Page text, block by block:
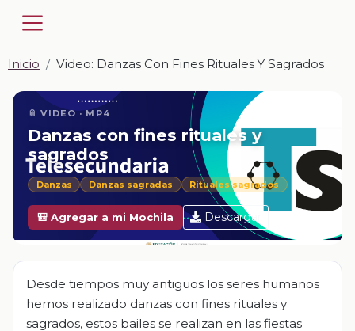
Inicio Video: Danzas Con Fines Rituales Y Sagrados
📎 VIDEO · MP4
Danzas con fines rituales y
sagrados
Danzas Danzas sagradas Rituales sagrados
🎒 Agregar a mi Mochila Descargar
Desde tiempos muy antiguos los seres humanos
hemos realizado danzas con fines rituales y
sagrados, estos bailes se realizan en las fiestas